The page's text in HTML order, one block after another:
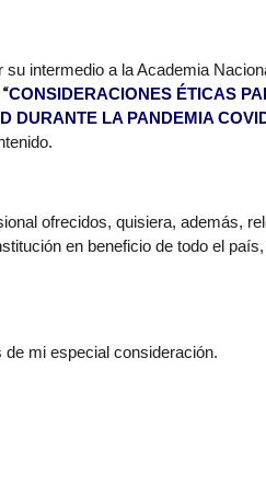
intermedio a la Academia
“CONSIDERACIONES ÉTICAS
DURANTE LA PANDEMIA
ofrecidos, quisiera, además,
en beneficio de todo el
mi especial consideración.